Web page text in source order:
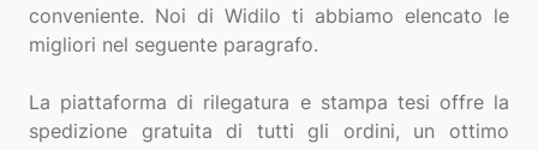
conveniente. Noi di Widilo ti abbiamo elencato le
migliori nel seguente paragrafo.
La piattaforma di rilegatura e stampa tesi offre la
spedizione gratuita di tutti gli ordini, un ottimo